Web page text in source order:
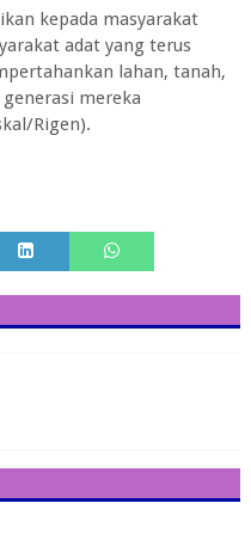
kepada masyarakat
adat yang terus
lahan, tanah,
mereka
Rigen).